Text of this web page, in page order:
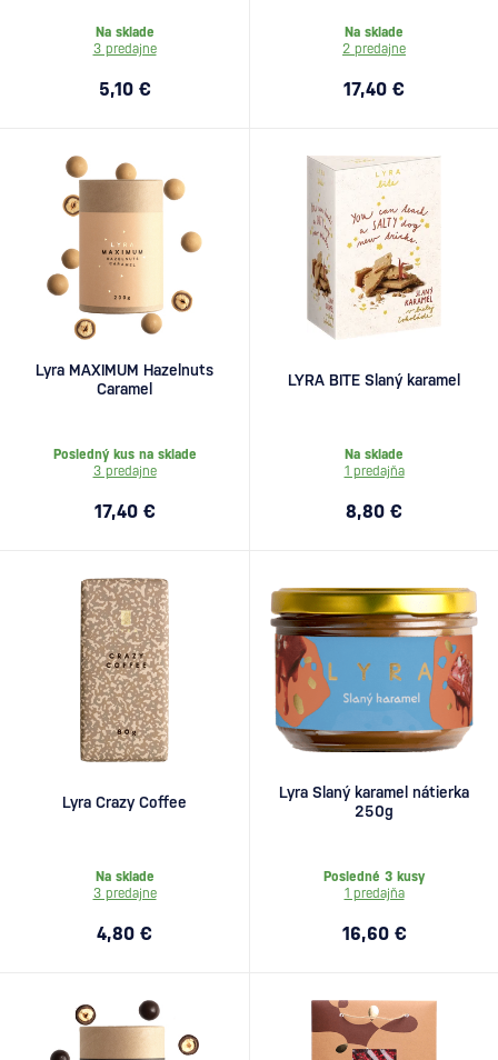
Na sklade
3 predajne
5,10 €
Na sklade
2 predajne
17,40 €
Lyra MAXIMUM Hazelnuts
Caramel
Posledný kus na sklade
3 predajne
17,40 €
LYRA BITE Slaný karamel
Na sklade
1 predajňa
8,80 €
Lyra Crazy Coffee
Na sklade
3 predajne
4,80 €
Lyra Slaný karamel nátierka
250g
Posledné 3 kusy
1 predajňa
16,60 €